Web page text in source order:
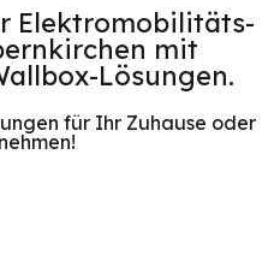
Elektromobilitäts-
mit
Lösungen.
für Ihr Zuhause oder